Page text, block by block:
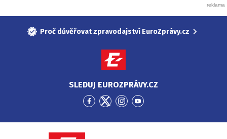
Proč důvěřovat zpravodajství EuroZprávy.cz
SLEDUJ EUROZPRÁVY.CZ
Přejít
Facebook
Přejít
Twitter
Přejít
Instagram
Přejít
YouTube